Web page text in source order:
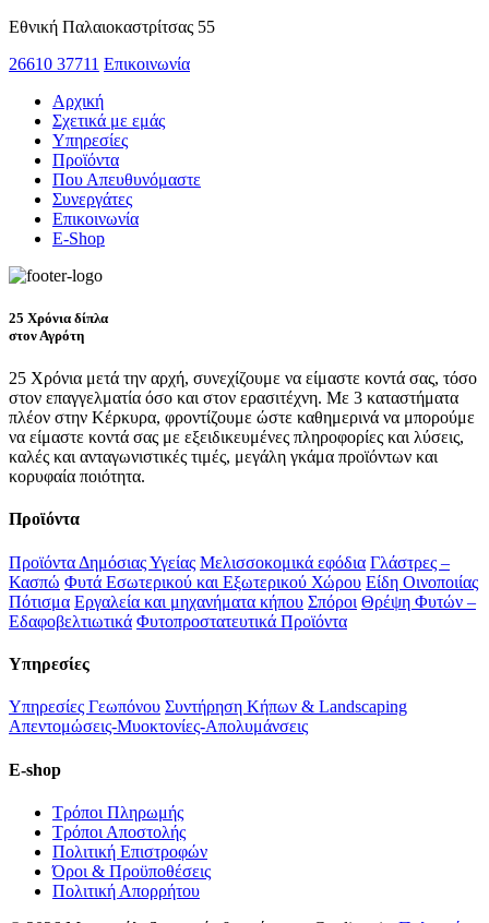
Εθνική Παλαιοκαστρίτσας 55
26610 37711 Επικοινωνία
Αρχική
Σχετικά με εμάς
Υπηρεσίες
Προϊόντα
Που Απευθυνόμαστε
Συνεργάτες
Επικοινωνία
E-Shop
25 Χρόνια δίπλα
στον Αγρότη
25 Χρόνια μετά την αρχή, συνεχίζουμε να είμαστε κοντά σας, τόσο
στον επαγγελματία όσο και στον ερασιτέχνη. Με 3 καταστήματα
πλέον στην Κέρκυρα, φροντίζουμε ώστε καθημερινά να μπορούμε
να είμαστε κοντά σας με εξειδικευμένες πληροφορίες και λύσεις,
καλές και ανταγωνιστικές τιμές, μεγάλη γκάμα προϊόντων και
κορυφαία ποιότητα.
Προϊόντα
Προϊόντα Δημόσιας Υγείας Μελισσοκομικά εφόδια Γλάστρες –
Κασπώ Φυτά Εσωτερικού και Εξωτερικού Χώρου Είδη Οινοποιίας
Πότισμα Εργαλεία και μηχανήματα κήπου Σπόροι Θρέψη Φυτών –
Εδαφοβελτιωτικά Φυτοπροστατευτικά Προϊόντα
Υπηρεσίες
Υπηρεσίες Γεωπόνου Συντήρηση Κήπων & Landscaping
Απεντομώσεις-Μυοκτονίες-Απολυμάνσεις
E-shop
Τρόποι Πληρωμής
Τρόποι Αποστολής
Πολιτική Επιστροφών
Όροι & Προϋποθέσεις
Πολιτική Απορρήτου